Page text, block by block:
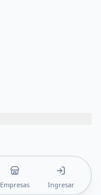
Empresas Ingresar